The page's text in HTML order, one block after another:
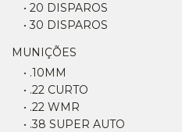
• 20 DISPAROS
• 30 DISPAROS
MUNIÇÕES
• .10MM
• .22 CURTO
• .22 WMR
• .38 SUPER AUTO